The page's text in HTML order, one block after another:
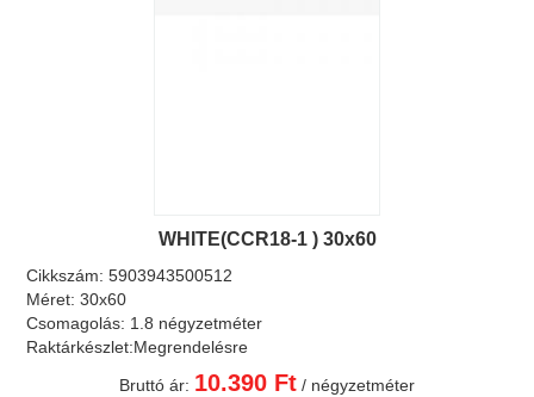
WHITE(CCR18-1 ) 30x60
Cikkszám:5903943500512
Méret:30x60
Csomagolás: 1.8 négyzetméter
Raktárkészlet:Megrendelésre
Bruttó ár: 10.390 Ft / négyzetméter